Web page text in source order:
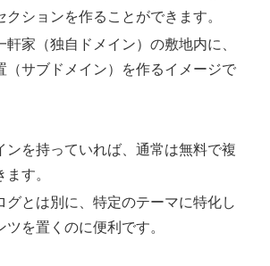
クションを作ることができます。
軒家（独自ドメイン）の敷地内に、
（サブドメイン）を作るイメージで
ンを持っていれば、通常は無料で複
す。
グとは別に、特定のテーマに特化し
ツを置くのに便利です。